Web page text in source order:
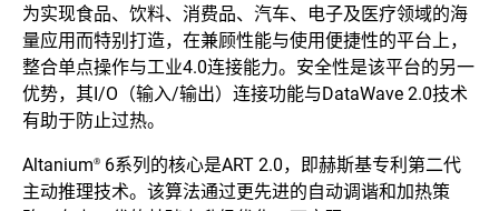
为实现食品、饮料、消费品、汽车、电子及医疗领域的海
量应用而特别打造，在兼顾性能与使用便捷性的平台上，
整合单点操作与工业4.0连接能力。安全性是该平台的另一
优势，其I/O（输入/输出）连接功能与DataWave 2.0技术
有助于防止过热。
Altanium® 6系列的核心是ART 2.0，即赫斯基专利第二代
主动推理技术。该算法通过更先进的自动调谐和加热策